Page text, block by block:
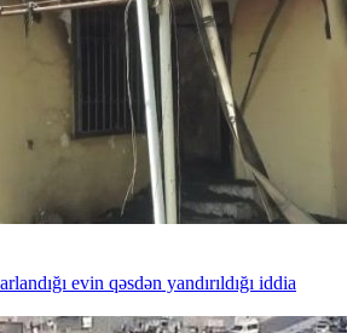
evin qəsdən yandırıldığı iddia